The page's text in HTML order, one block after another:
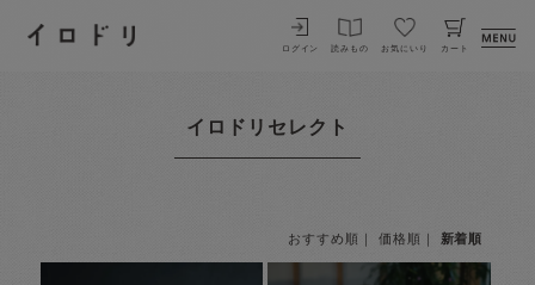
イロドリ
ログイン 読みもの お気にいり カート
イロドリセレクト
おすすめ順 価格順 新着順